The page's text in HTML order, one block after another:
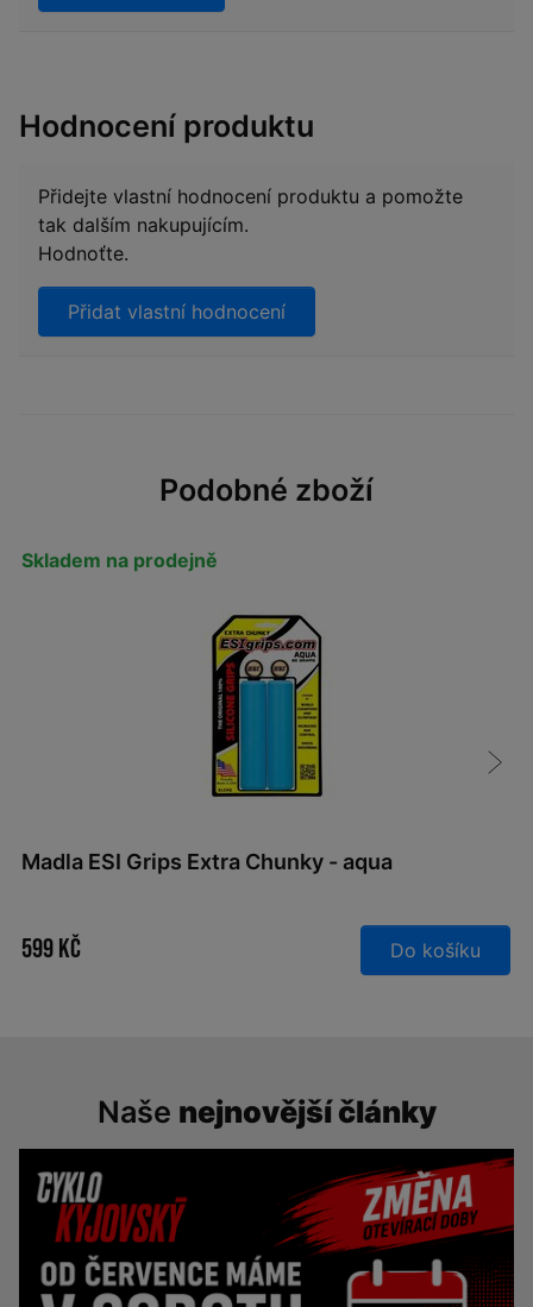
Hodnocení produktu
Přidejte vlastní hodnocení produktu a pomožte
tak dalším nakupujícím.
Hodnoťte.
Přidat vlastní hodnocení
Podobné zboží
Skladem na prodejně
Madla ESI Grips Extra Chunky - aqua
599 Kč Do košíku
Naše nejnovější články